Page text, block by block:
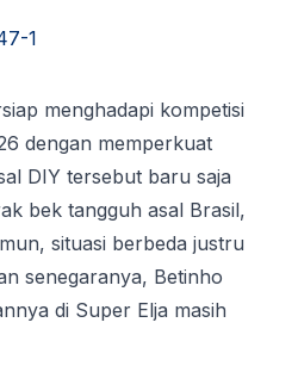
1
menghadapi kompetisi
dengan memperkuat
DIY tersebut baru saja
bek tangguh asal Brasil,
situasi berbeda justru
senegaranya, Betinho
di Super Elja masih